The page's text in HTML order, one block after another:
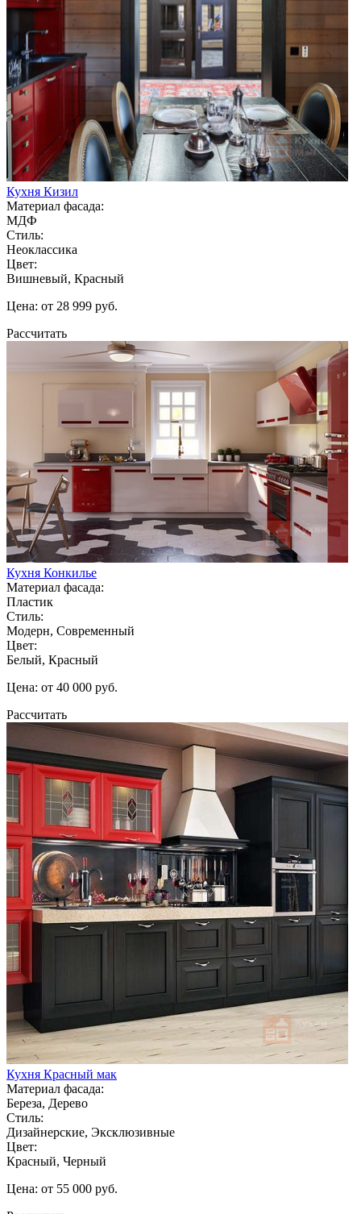
Кухня Кизил
Материал фасада:
МДФ
Стиль:
Неоклассика
Цвет:
Вишневый, Красный
Цена: от 28 999 руб.
Рассчитать
Кухня Конкилье
Материал фасада:
Пластик
Стиль:
Модерн, Современный
Цвет:
Белый, Красный
Цена: от 40 000 руб.
Рассчитать
Кухня Красный мак
Материал фасада:
Береза, Дерево
Стиль:
Дизайнерские, Эксклюзивные
Цвет:
Красный, Черный
Цена: от 55 000 руб.